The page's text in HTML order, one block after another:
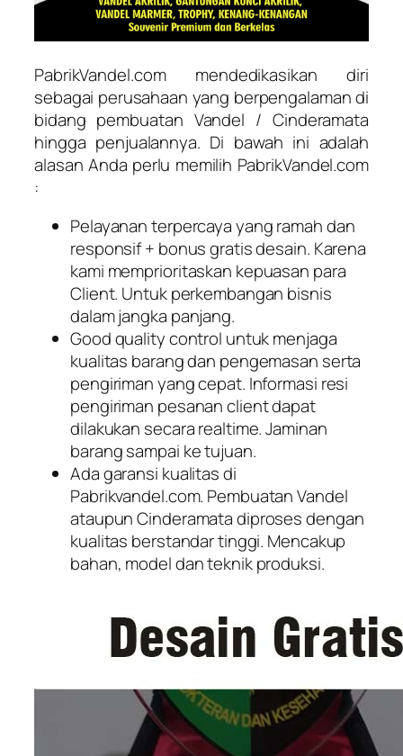
PabrikVandel.com mendedikasikan diri
sebagai perusahaan yang berpengalaman di
bidang pembuatan Vandel / Cinderamata
hingga penjualannya. Di bawah ini adalah
alasan Anda perlu memilih PabrikVandel.com
:
Pelayanan terpercaya yang ramah dan
responsif + bonus gratis desain. Karena
kami memprioritaskan kepuasan para
Client. Untuk perkembangan bisnis
dalam jangka panjang.
Good quality control untuk menjaga
kualitas barang dan pengemasan serta
pengiriman yang cepat. Informasi resi
pengiriman pesanan client dapat
dilakukan secara realtime. Jaminan
barang sampai ke tujuan.
Ada garansi kualitas di
Pabrikvandel.com. Pembuatan Vandel
ataupun Cinderamata diproses dengan
kualitas berstandar tinggi. Mencakup
bahan, model dan teknik produksi.